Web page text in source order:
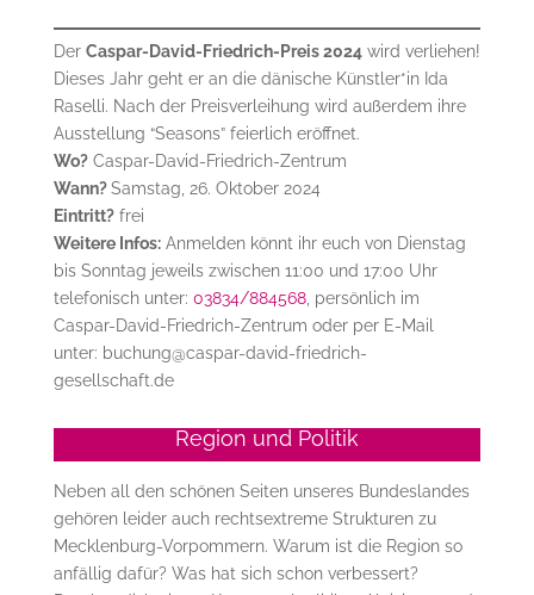
Der Caspar-David-Friedrich-Preis 2024wird verliehen!
Dieses Jahr geht er an die dänische Künstler*in Ida
Raselli. Nach der Preisverleihung wird außerdem ihre
Ausstellung “Seasons” feierlich eröffnet.
Wo?Caspar-David-Friedrich-Zentrum
Wann?Samstag, 26. Oktober 2024
Eintritt?frei
Weitere Infos:Anmelden könnt ihr euch von Dienstag
bis Sonntag jeweils zwischen 11:00 und 17:00 Uhr
telefonisch unter: 03834/884568, persönlich im
Caspar-David-Friedrich-Zentrum oder per E-Mail
unter: buchung@caspar-david-friedrich-
gesellschaft.de
Region und Politik
Neben all den schönen Seiten unseres Bundeslandes
gehören leider auch rechtsextreme Strukturen zu
Mecklenburg-Vorpommern. Warum ist die Region so
anfällig dafür? Was hat sich schon verbessert?